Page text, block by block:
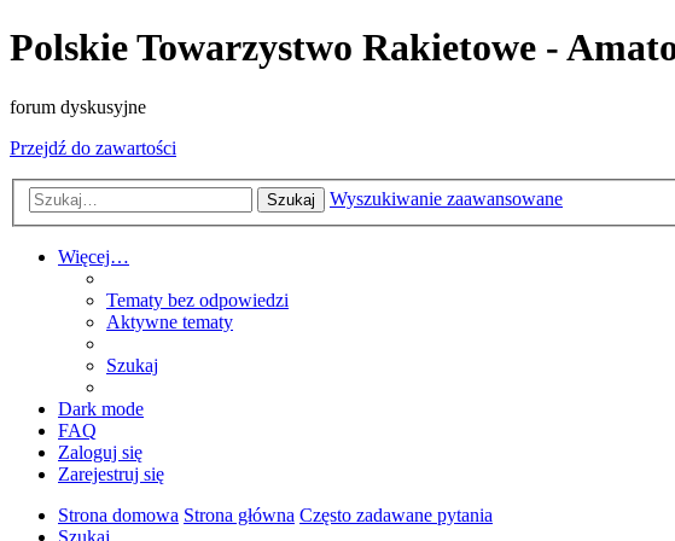
Polskie Towarzystwo Rakietowe -
forum dyskusyjne
Przejdź do zawartości
Szukaj Wyszukiwanie zaawansowane
Więcej…
Tematy bez odpowiedzi
Aktywne tematy
Szukaj
Dark mode
FAQ
Zaloguj się
Zarejestruj się
Strona domowa Strona główna Często zadawane pytania